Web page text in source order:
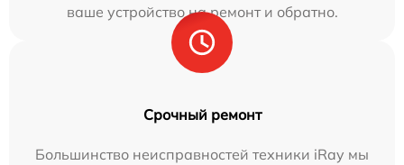
ваше устройство на ремонт и обратно.
Срочный ремонт
Большинство неисправностей техники iRay мы